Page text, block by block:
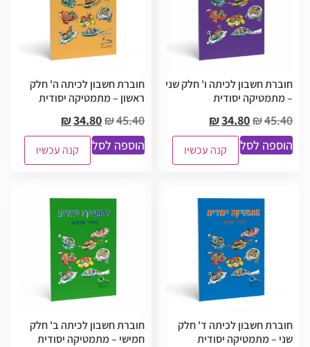
חוברת חשבון לכיתה ו' חלק שני
– מתמטיקה יסודית
₪45.40
₪34.80
הוספה לסל
קנה עכשיו
חוברת חשבון לכיתה ה' חלק
ראשון – מתמטיקה יסודית
₪45.40
₪34.80
הוספה לסל
קנה עכשיו
חוברת חשבון לכיתה ד' חלק
שני – מתמטיקה יסודית
חוברת חשבון לכיתה ב' חלק
חמישי – מתמטיקה יסודית